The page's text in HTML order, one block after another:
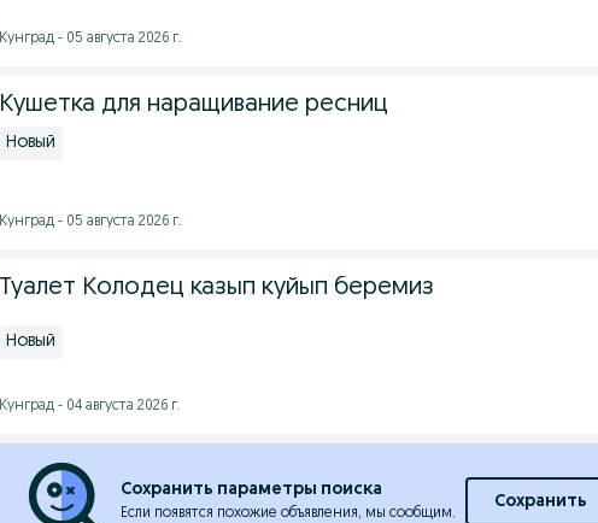
Кунград - 05 августа 2026 г.
Кушетка для наращивание ресниц
Новый
Кунград - 05 августа 2026 г.
Туалет Колодец казып куйып беремиз
Новый
Кунград - 04 августа 2026 г.
Сохранить параметры поиска
Если появятся похожие объявления, мы сообщим.
Сохранить